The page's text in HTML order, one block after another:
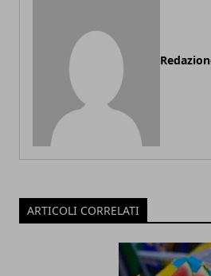
ARTICOLI CORRELATI